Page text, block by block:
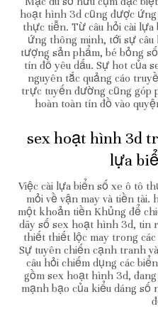
hoạt hình 3d cũng được
thực tiễn. Từ câu hỏi cài
ứng thông minh, tới sự câu
tượng sản phẩm, bé bỏng
tín đồ yêu dấu. Sự hot của
nguyên tắc quảng cáo
trực tuyến đường cũng góp
hoàn toàn tín đồ vào
sex hoạt hình 3d
lựa
Việc cài lựa biển số xe ô tô
mỏi về vận may và tiền
một khoản tiền Khủng để
dãy số sex hoạt hình 3d, tin
thiết thiết lộc may trong
Sự tuyên chiến cạnh tranh
câu hỏi chiếm dụng các
gồm sex hoạt hình 3d,
mạnh bạo của kiểu dáng